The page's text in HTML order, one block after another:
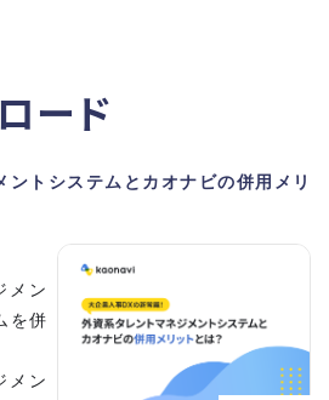
ード
トシステムとカオナビの併用メリ
メン
を併
メン